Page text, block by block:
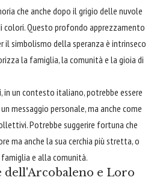
che anche dopo il grigio delle nuvole
colori. Questo profondo apprezzamento
il simbolismo della speranza è intrinseco
la famiglia, la comunità e la gioia di
in un contesto italiano, potrebbe essere
messaggio personale, ma anche come
Potrebbe suggerire fortuna che
ma anche la sua cerchia più stretta, o
e alla comunità.
e Loro